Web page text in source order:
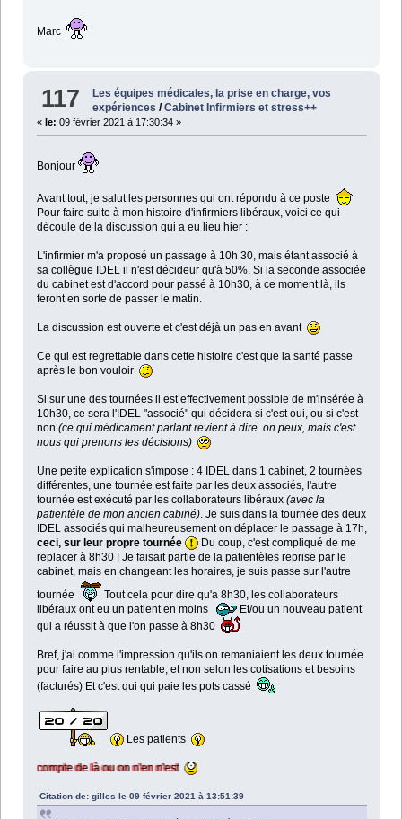
Marc
117
Les équipes médicales, la prise en charge, vos
expériences /Cabinet Infirmiers et stress++
« le: 09 février 2021 à 17:30:34 »
Bonjour
Avant tout, je salut les personnes qui ont répondu à ce poste
Pour faire suite à mon histoire d'infirmiers libéraux, voici ce qui
découle de la discussion qui a eu lieu hier :
L'infirmier m'a proposé un passage à 10h 30, mais étant associé à
sa collègue IDEL il n'est décideur qu'à 50%. Si la seconde associée
du cabinet est d'accord pour passé à 10h30, à ce moment là, ils
feront en sorte de passer le matin.
La discussion est ouverte et c'est déjà un pas en avant
Ce qui est regrettable dans cette histoire c'est que la santé passe
après le bon vouloir
Si sur une des tournées il est effectivement possible de m'insérée à
10h30, ce sera l'IDEL "associé" qui décidera si c'est oui, ou si c'est
non (ce qui médicament parlant revient à dire. on peux, mais c'est
nous qui prenons les décisions)
Une petite explication s'impose : 4 IDEL dans 1 cabinet, 2 tournées
différentes, une tournée est faite par les deux associés, l'autre
tournée est exécuté par les collaborateurs libéraux (avec la
patientèle de mon ancien cabiné). Je suis dans la tournée des deux
IDEL associés qui malheureusement on déplacer le passage à 17h,
ceci, sur leur propre tournée
Du coup, c'est compliqué de me
replacer à 8h30 ! Je faisait partie de la patientèles reprise par le
cabinet, mais en changeant les horaires, je suis passe sur l'autre
tournée
Tout cela pour dire qu'a 8h30, les collaborateurs
libéraux ont eu un patient en moins
Et/ou un nouveau patient
qui a réussit à que l'on passe à 8h30
Bref, j'ai comme l'impression qu'ils on remaniaient les deux tournée
pour faire au plus rentable, et non selon les cotisations et besoins
(facturés) Et c'est qui qui paie les pots cassé
Les patients
de là ou on n'en n'est
Citation de: gilles le 09 février 2021 à 13:51:39